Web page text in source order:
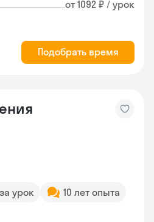
от 1092 ₽ / урок
Подобрать время
урок
10 лет опыта